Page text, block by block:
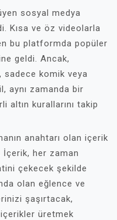
sosyal medya
Kısa ve öz videolarla
bu platformda popüler
geldi. Ancak,
sadece komik veya
aynı zamanda bir
altın kurallarını takip
anahtarı olan içerik
her zaman
çekecek şekilde
olan eğlence ve
şaşırtacak,
üretmek